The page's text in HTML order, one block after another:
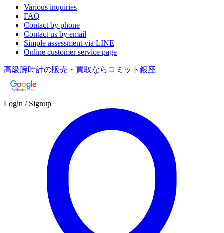
Various inquiries
FAQ
Contact by phone
Contact us by email
Simple assessment via LINE
Online customer service page
高級腕時計の販売・買取ならコミット銀座
Login / Signup